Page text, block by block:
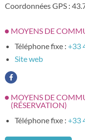
Coordonnées GPS :
MOYENS DE
Téléphone fixe : +33
Site web
MOYENS DE
(RÉSERVATION)
Téléphone fixe : +33